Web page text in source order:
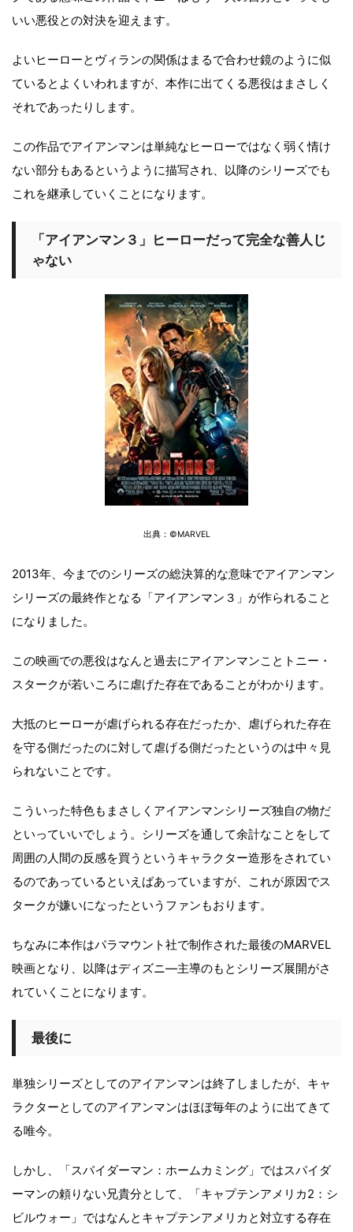
いい悪役との対決を迎えます。
よいヒーローとヴィランの関係はまるで合わせ鏡のように似
ているとよくいわれますが、本作に出てくる悪役はまさしく
それであったりします。
この作品でアイアンマンは単純なヒーローではなく弱く情け
ない部分もあるというように描写され、以降のシリーズでも
これを継承していくことになります。
「アイアンマン３」ヒーローだって完全な善人じ
ゃない
出典：©MARVEL
2013年、今までのシリーズの総決算的な意味でアイアンマン
シリーズの最終作となる「アイアンマン３」が作られること
になりました。
この映画での悪役はなんと過去にアイアンマンことトニー・
スタークが若いころに虐げた存在であることがわかります。
大抵のヒーローが虐げられる存在だったか、虐げられた存在
を守る側だったのに対して虐げる側だったというのは中々見
られないことです。
こういった特色もまさしくアイアンマンシリーズ独自の物だ
といっていいでしょう。シリーズを通して余計なことをして
周囲の人間の反感を買うというキャラクター造形をされてい
るのであっているといえばあっていますが、これが原因でス
タークが嫌いになったというファンもおります。
ちなみに本作はパラマウント社で制作された最後のMARVEL
映画となり、以降はディズニ―主導のもとシリーズ展開がさ
れていくことになります。
最後に
単独シリーズとしてのアイアンマンは終了しましたが、キャ
ラクターとしてのアイアンマンはほぼ毎年のように出てきて
る唯今。
しかし、「スパイダーマン：ホームカミング」ではスパイダ
ーマンの頼りない兄貴分として、「キャプテンアメリカ2：シ
ビルウォー」ではなんとキャプテンアメリカと対立する存在